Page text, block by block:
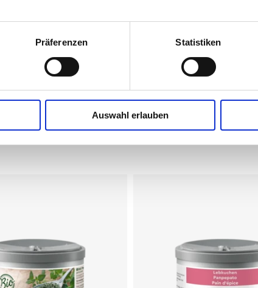
Präferenzen Statistiken
Auswahl erlauben
Aufschnittmaschinen und Slicer